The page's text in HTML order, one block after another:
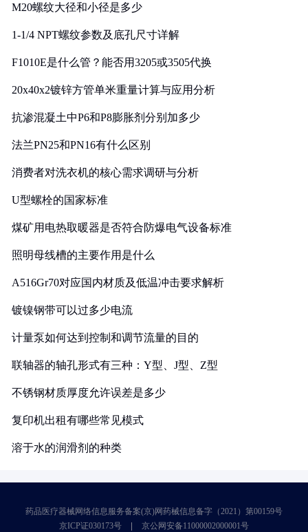
M20螺纹大径和小径是多少
1-1/4 NPT螺纹参数及底孔尺寸详解
F1010E是什么管？能否用3205或3505代换
20x40x2镀锌方管单米重量计算与应用分析
抗渗混凝土中P6和P8膨胀剂分别加多少
法兰PN25和PN16有什么区别
消费者对洗衣机的核心需求调研与分析
U型螺栓的国家标准
煤矿用电热取暖器是否符合防爆电气设备标准
照明母线槽的主要作用是什么
A516Gr70对应国内材质及低温冲击要求解析
镀镍钢带可以过多少电流
计量泵如何达到控制和调节流量的目的
联轴器的轴孔形式有三种：Y型、J型、Z型
不锈钢材质厚度允许误差是多少
复印机出租有哪些常见模式
溶于水的润滑剂的种类
药品医疗器械网络信息服务备案(京)网药械信息备字（2021）第00159号
京ICP证030173号
京公网安备11000002000001号